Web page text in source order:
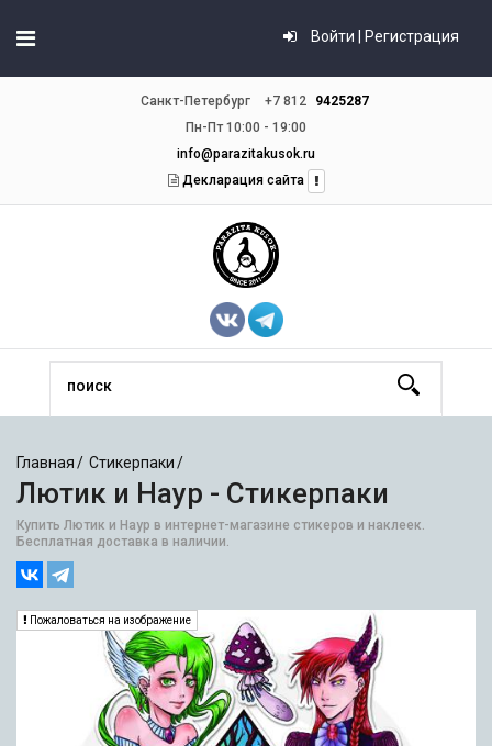
Войти | Регистрация
Санкт-Петербург +7 812
9425287
Пн-Пт 10:00 - 19:00
info@parazitakusok.ru
Декларация сайта
Главная Стикерпаки
Лютик и Наур - Стикерпаки
Купить Лютик и Наур в интернет-магазине стикеров и наклеек.
Бесплатная доставка в наличии.
Пожаловаться на изображение